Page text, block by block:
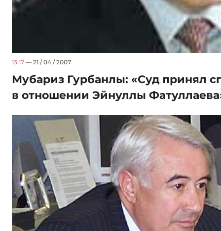
13:17 — 21 / 04 / 2007
Мубариз Гурбанлы: «Суд принял
в отношении Эйнуллы